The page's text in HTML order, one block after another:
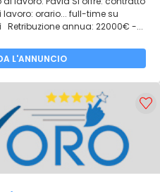
orario... full-time su
annua: 22000€ -...
L'ANNUNCIO